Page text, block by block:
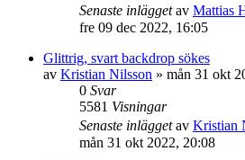
Senaste inläggetav Mattias
fre 09 dec 2022, 16:05
Glittrig, svart backdrop sökes
av Kristian Nilsson » mån 31 okt
0 Svar
5581 Visningar
Senaste inläggetav Kristian
mån 31 okt 2022, 20:08